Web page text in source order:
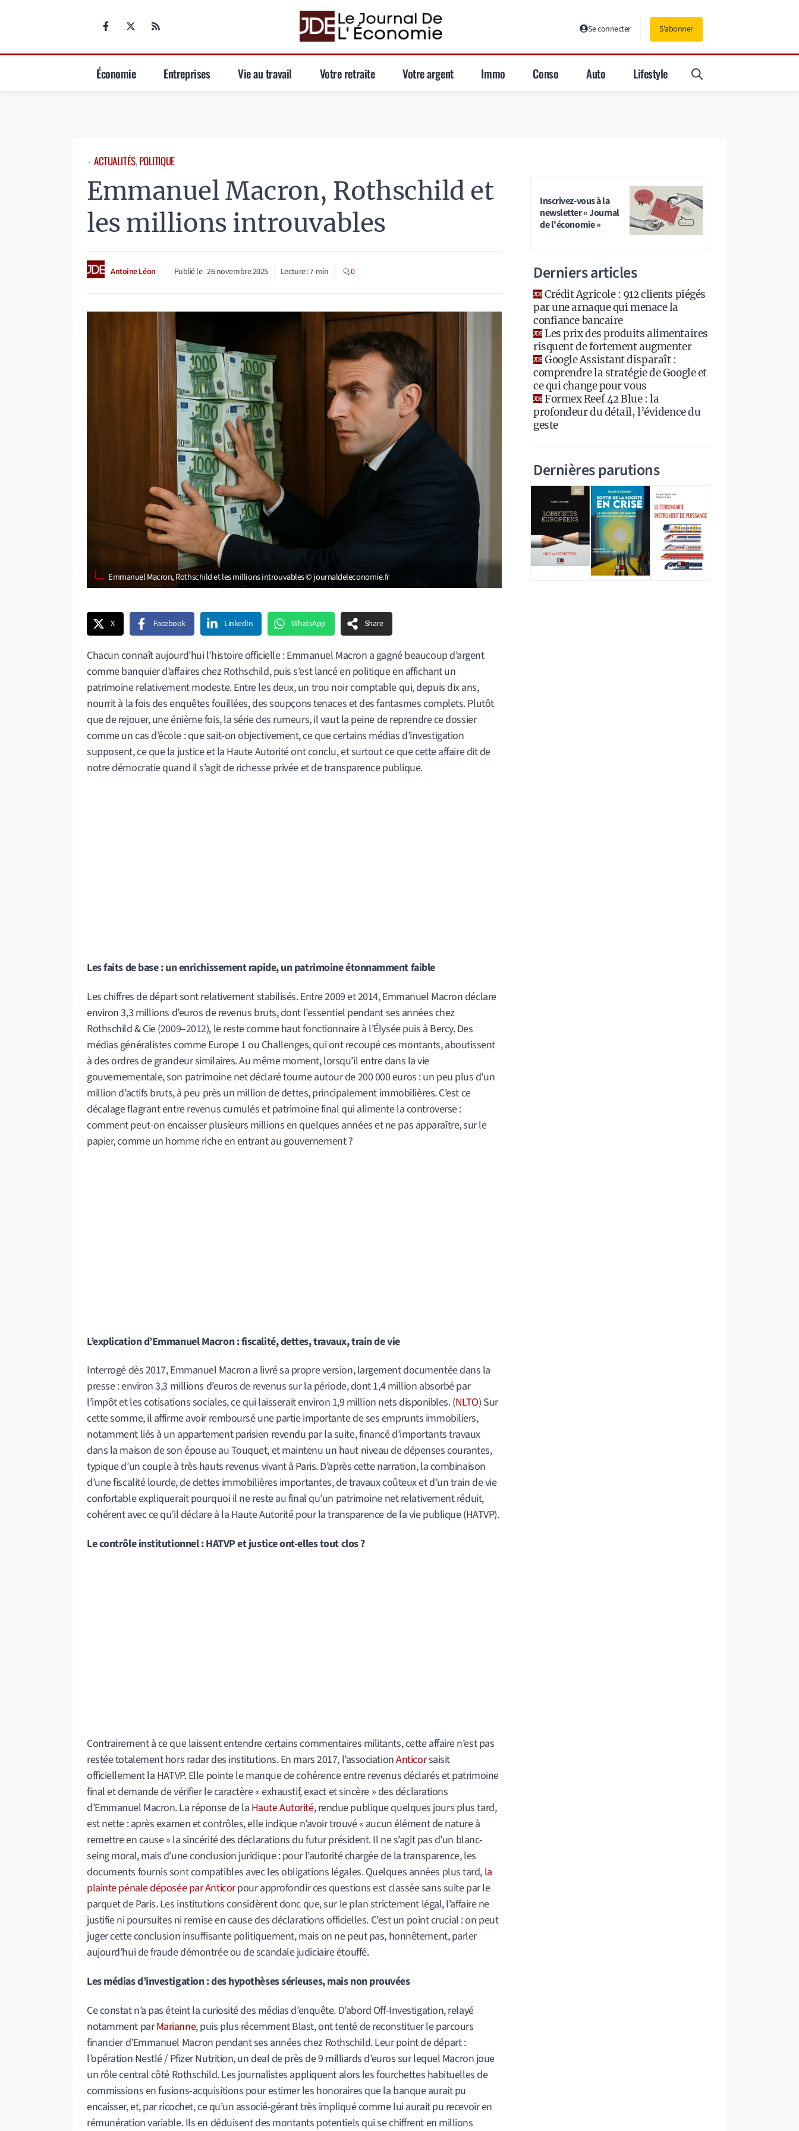
Se connecter S'abonner
Économie Entreprises Vie au travail Votre retraite Votre argent Immo Conso Auto Lifestyle
⋅ ACTUALITÉS, POLITIQUE
Emmanuel Macron, Rothschild et
les millions introuvables
Antoine Léon Publié le 26 novembre 2025 Lecture :7 min 0
Emmanuel Macron, Rothschild et les millions introuvables © journaldeleconomie.fr
X Facebook LinkedIn WhatsApp Share
Chacun connaît aujourd’hui l’histoire officielle : Emmanuel Macron a gagné beaucoup d’argent
comme banquier d’affaires chez Rothschild, puis s’est lancé en politique en affichant un
patrimoine relativement modeste. Entre les deux, un trou noir comptable qui, depuis dix ans,
nourrit à la fois des enquêtes fouillées, des soupçons tenaces et des fantasmes complets. Plutôt
que de rejouer, une énième fois, la série des rumeurs, il vaut la peine de reprendre ce dossier
comme un cas d’école : que sait-on objectivement, ce que certains médias d’investigation
supposent, ce que la justice et la Haute Autorité ont conclu, et surtout ce que cette affaire dit de
notre démocratie quand il s’agit de richesse privée et de transparence publique.
Les faits de base : un enrichissement rapide, un patrimoine étonnamment faible
Les chiffres de départ sont relativement stabilisés. Entre 2009 et 2014, Emmanuel Macron déclare
environ 3,3 millions d’euros de revenus bruts, dont l’essentiel pendant ses années chez
Rothschild & Cie (2009–2012), le reste comme haut fonctionnaire à l’Élysée puis à Bercy. Des
médias généralistes comme Europe 1 ou Challenges, qui ont recoupé ces montants, aboutissent
à des ordres de grandeur similaires. Au même moment, lorsqu’il entre dans la vie
gouvernementale, son patrimoine net déclaré tourne autour de 200 000 euros : un peu plus d’un
million d’actifs bruts, à peu près un million de dettes, principalement immobilières. C’est ce
décalage flagrant entre revenus cumulés et patrimoine final qui alimente la controverse :
comment peut-on encaisser plusieurs millions en quelques années et ne pas apparaître, sur le
papier, comme un homme riche en entrant au gouvernement ?
L’explication d’Emmanuel Macron : fiscalité, dettes, travaux, train de vie
Interrogé dès 2017, Emmanuel Macron a livré sa propre version, largement documentée dans la
presse : environ 3,3 millions d’euros de revenus sur la période, dont 1,4 million absorbé par
l’impôt et les cotisations sociales, ce qui laisserait environ 1,9 million nets disponibles. (NLTO) Sur
cette somme, il affirme avoir remboursé une partie importante de ses emprunts immobiliers,
notamment liés à un appartement parisien revendu par la suite, financé d’importants travaux
dans la maison de son épouse au Touquet, et maintenu un haut niveau de dépenses courantes,
typique d’un couple à très hauts revenus vivant à Paris. D’après cette narration, la combinaison
d’une fiscalité lourde, de dettes immobilières importantes, de travaux coûteux et d’un train de vie
confortable expliquerait pourquoi il ne reste au final qu’un patrimoine net relativement réduit,
cohérent avec ce qu’il déclare à la Haute Autorité pour la transparence de la vie publique (HATVP).
Le contrôle institutionnel : HATVP et justice ont-elles tout clos ?
Contrairement à ce que laissent entendre certains commentaires militants, cette affaire n’est pas
restée totalement hors radar des institutions. En mars 2017, l’associationAnticorsaisit
officiellement la HATVP. Elle pointe le manque de cohérence entre revenus déclarés et patrimoine
final et demande de vérifier le caractère « exhaustif, exact et sincère » des déclarations
d’Emmanuel Macron. La réponse de la Haute Autorité, rendue publique quelques jours plus tard,
est nette : après examen et contrôles, elle indique n’avoir trouvé « aucun élément de nature à
remettre en cause » la sincérité des déclarations du futur président. Il ne s’agit pas d’un blanc-
seing moral, mais d’une conclusion juridique : pour l’autorité chargée de la transparence, les
documents fournis sont compatibles avec les obligations légales. Quelques années plus tard, la
plainte pénale déposée par Anticorpour approfondir ces questions est classée sans suite par le
parquet de Paris. Les institutions considèrent donc que, sur le plan strictement légal, l’affaire ne
justifie ni poursuites ni remise en cause des déclarations officielles. C’est un point crucial : on peut
juger cette conclusion insuffisante politiquement, mais on ne peut pas, honnêtement, parler
aujourd’hui de fraude démontrée ou de scandale judiciaire étouffé.
Les médias d’investigation : des hypothèses sérieuses, mais non prouvées
Ce constat n’a pas éteint la curiosité des médias d’enquête. D’abord Off-Investigation, relayé
notamment parMarianne, puis plus récemment Blast, ont tenté de reconstituer le parcours
financier d’Emmanuel Macron pendant ses années chez Rothschild. Leur point de départ :
l’opération Nestlé / Pfizer Nutrition, un deal de près de 9 milliards d’euros sur lequel Macron joue
un rôle central côté Rothschild. Les journalistes appliquent alors les fourchettes habituelles de
commissions en fusions-acquisitions pour estimer les honoraires que la banque aurait pu
encaisser, et, par ricochet, ce qu’un associé-gérant très impliqué comme lui aurait pu recevoir en
rémunération variable. Ils en déduisent des montants potentiels qui se chiffrent en millions
Inscrivez-vous à la
newsletter « Journal
de l'économie »
Derniers articles
Crédit Agricole : 912 clients piégés
par une arnaque qui menace la
confiance bancaire
Les prix des produits alimentaires
risquent de fortement augmenter
Google Assistant disparaît :
comprendre la stratégie de Google et
ce qui change pour vous
Formex Reef 42 Blue : la
profondeur du détail, l’évidence du
geste
Dernières parutions